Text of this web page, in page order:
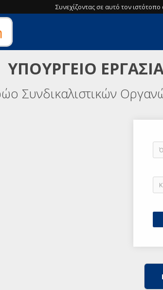
Συνεχίζοντας σε αυτό τον
ΥΠΟΥΡΓΕΙΟ
Συνδικαλιστικών